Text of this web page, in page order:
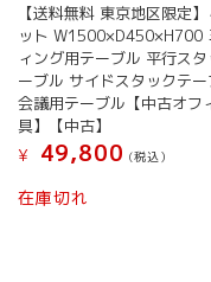
【送料無料 東京地区限定
ット W1500×D450×H700
ィング用テーブル 平行ス
ーブル サイドスタックテー
会議用テーブル【中古オフ
具】【中古】
¥
49,800 (税込）
在庫切れ